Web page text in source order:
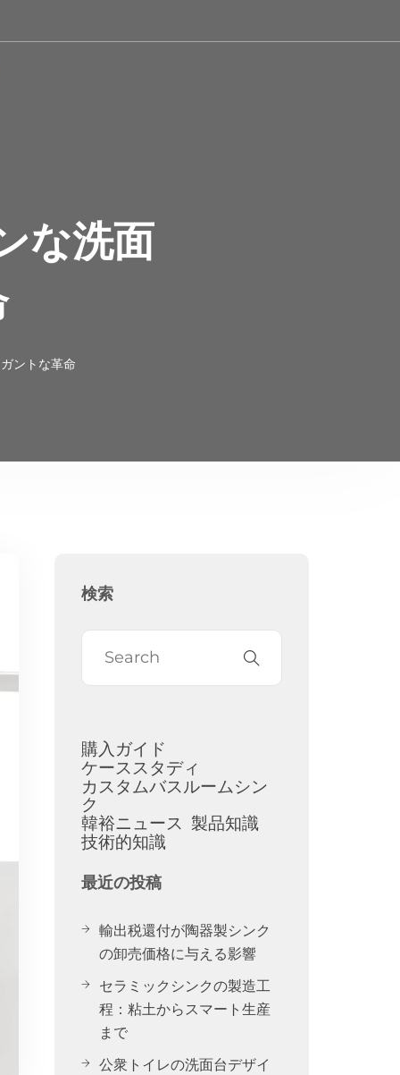
な洗面
ントな革命
検索
購入ガイド
ケーススタディ
カスタムバスルームシン
ク
韓裕ニュース 製品知識
技術的知識
最近の投稿
輸出税還付が陶器製シンク
の卸売価格に与える影響
セラミックシンクの製造工
程：粘土からスマート生産
まで
公衆トイレの洗面台デザイ